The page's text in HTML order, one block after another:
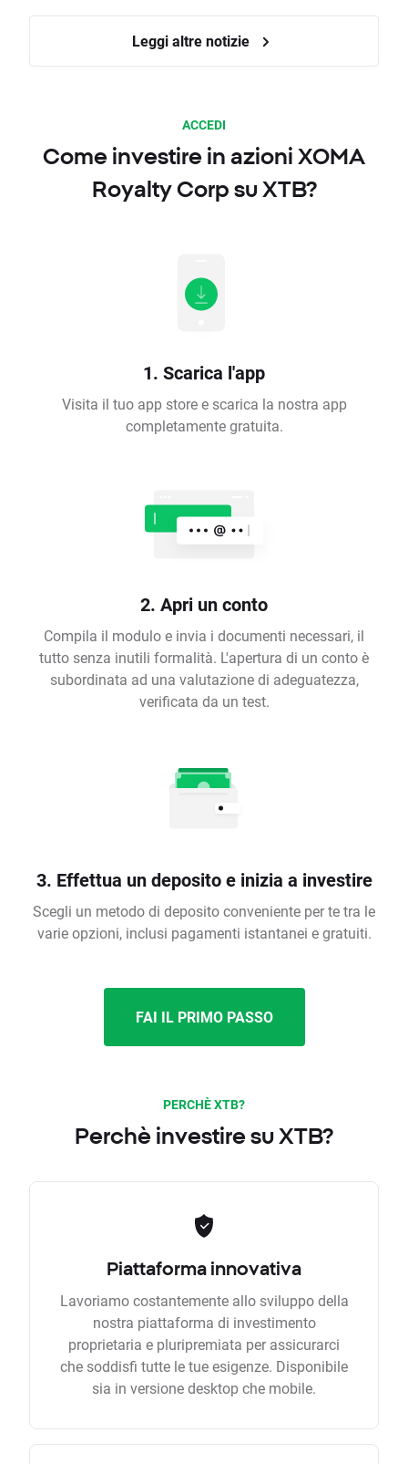
Leggi altre notizie
ACCEDI
Come investire in azioni XOMA
Royalty Corp su XTB?
1. Scarica l'app
Visita il tuo app store e scarica la nostra app
completamente gratuita.
2. Apri un conto
Compila il modulo e invia i documenti necessari, il
tutto senza inutili formalità. L'apertura di un conto è
subordinata ad una valutazione di adeguatezza,
verificata da un test.
3. Effettua un deposito e inizia a investire
Scegli un metodo di deposito conveniente per te tra le
varie opzioni, inclusi pagamenti istantanei e gratuiti.
FAI IL PRIMO PASSO
PERCHÈ XTB?
Perchè investire su XTB?
Piattaforma innovativa
Lavoriamo costantemente allo sviluppo della
nostra piattaforma di investimento
proprietaria e pluripremiata per assicurarci
che soddisfi tutte le tue esigenze. Disponibile
sia in versione desktop che mobile.